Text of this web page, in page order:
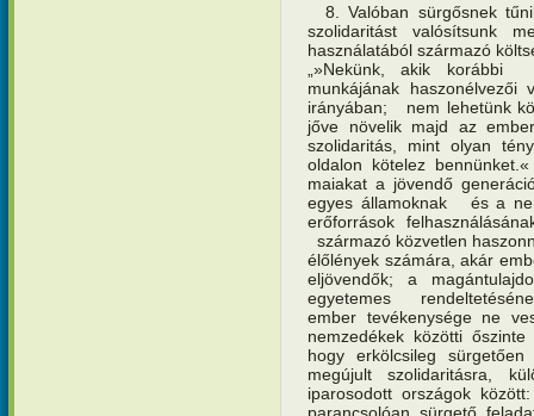
8. Valóban sürgősnek
szolidaritást valósítsunk
használatából származó
„»Nekünk, akik korábbi
munkájának haszonélvezői
irányában; nem lehetünk
jőve növelik majd az
szolidaritás, mint olyan
oldalon kötelez
maiakat a jövendő
egyes államoknak és a
erőforrások
származó közvetlen
élőlények számára, akár
eljövendők; a
egyetemes
ember tevékenysége ne
nemzedékek közötti
hogy erkölcsileg
megújult szolidaritásra,
iparosodott országok
parancsolóan sürgető